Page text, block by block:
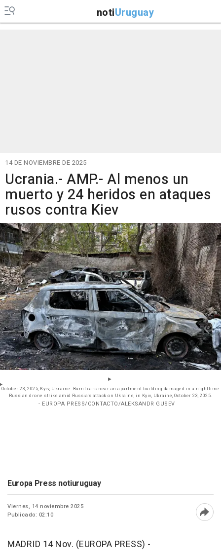
notiUruguay
14 DE NOVIEMBRE DE 2025
Ucrania.- AMP.- Al menos un
muerto y 24 heridos en ataques
rusos contra Kiev
October 23, 2025, Kyiv, Ukraine: Burnt cars near an apartment building damaged in a nighttime
Russian drone strike amid Russia's attack on Ukraine, in Kyiv, Ukraine, October 23, 2025.
- EUROPA PRESS/CONTACTO/ALEKSANDR GUSEV
Europa Press notiuruguay
Viernes, 14 noviembre 2025
Publicado: 02:10
MADRID 14 Nov. (EUROPA PRESS) -